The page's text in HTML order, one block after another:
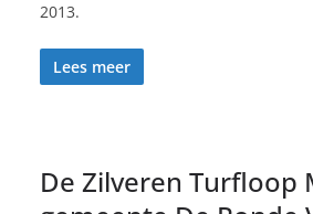
2013.
Lees meer
De Zilveren Turfloop